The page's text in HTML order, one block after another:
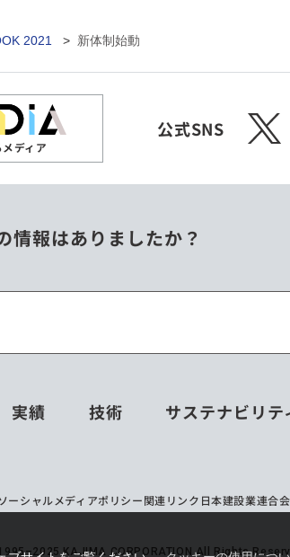
2021 > 新体制始動
ディア
公式SNS X
情報はありましたか？
実績 技術 サステナビリテ
ーシャルメディアポリシー関連リンク 日本建設業連合会
KAJIMA CORPORATION All Rights